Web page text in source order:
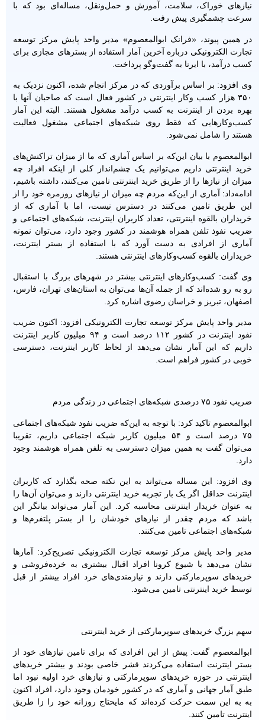
نیازهای خوراک، سلامت، آموزش و حمل‌ونقل، مساله‌ای بود که با
سرعت چشمگیری پیش رفت.
در همین پیوند، «فرانک ابوالمعصوم» مدیر واحد پایش مرکز توسعه
تجارت الکترونیکی درباره آخرین آمار استفاده از بسترهای مجازی برای
کسب درآمد، با ایرنا به گفت‌وگو پرداخت.
وی افزود: بر اساس برآوردی که در مرکز انجام شده، اکنون نزدیک به
۳۵۰ هزار کسب وکار اینترنتی در کشور فعال است که صاحبان آنها با
بهره بردن از اینترنت به کسب درآمد مشغول هستند. البته این آمار
کسب‌وکارهایی که فقط روی شبکه‌های اجتماعی مشغول فعالیت
هستند را شامل نمی‌شود.
ابوالمعصوم با بیان این‌که بر اساس آماری که ما از میزان تراکنش‌های
خرید اینترنتی داریم می‌توانیم یک چشم‌انداز کلی از اینکه افراد چه
میزان از نیازها را از طریق خرید اینترنتی تامین می‌کنند، داشته باشیم،
ادامه‌داد: آماری از این‌که مردم چه میزان از نیازهای روزمره خود را از
این طریق تامین می‌کنند در دسترس نیست، اما با آماری که از
خریداران بالقوه اینترنتی، تعداد کاربران اینترنت، شبکه‌های اجتماعی و
ضریب نفوذ تلفن همراه هوشمند در کشور وجود دارد، می‌توان نمونه
آماری از افرادی به دست آورد که با استفاده از بستر اینترنت،
خریداران بالقوه کسب‌وکارهای اینترنتی هستند.
وی گفت: کسب‌وکارهای اینترنتی بیشتر در شهرهای بزرگ با استقبال
رو به رو شده‌اند که از جمله آن‌ها می‌توان به استان‌های تهران، فارس،
اصفهان، تبریز و خراسان رضوی اشاره کرد.
مدیر واحد پایش مرکز توسعه تجارت الکترونیکی افزود: اکنون ضریب
نفود اینترنت در کشور ۱۱۲ درصد است و ۹۴ میلیون کاربر اینترنت
داریم که این آمار نشان می‌دهد از لحاظ کاربر اینترنت، دسترسی
خوبی در کشور فراهم است.
ضریب نفود ۷۵ درصدی شبکه‌های اجتماعی در زندگی مردم
ابوالمعصوم تاکید کرد: با توجه به این‌که ضریب نفود شبکه‌های اجتماعی
۷۵ درصد است و ۵۴ میلیون کاربر شبکه اجتماعی داریم، تقریبا
می‌توان گفت به همین میزان دسترسی به تلفن همراه هوشمند وجود
دارد.
وی افزود: این مساله می‌تواند به این نکته صحه بگذارد که کاربران
اینترنت حداقل اگر یک بار تجربه خرید اینترنتی دارند و می‌توان آن‌ها را
به عنوان خریدار اینترنتی محاسبه کرد. این آمار می‌تواند بیانگر این
باشد که مردم چقدر از نیازهای خودشان را از بستر پلتفرم‌ها و
شبکه‌های اجتماعی تامین می‌کنند.
مدیر واحد پایش مرکز توسعه تجارت الکترونیکی تصریح‌کرد: آمارها
نشان می‌دهد با شیوع کرونا افراد اقبال بیشتری به خرده‌فروشی و
خریدهای سوپرمارکتی دارند و نیازمندی‌های خرد افراد بیشتر از قبل
توسط خرید اینترنتی تامین می‌شود.
سهم بزرگ خریدهای سوپرمارکتی از خرید اینترنتی
ابوالمعصوم گفت: پیش از این افرادی که برای تامین نیازهای خود از
بستر اینترنت استفاده می‌کردند قشر خاصی بودند و بیشتر خریدهای
اینترنتی در حوزه خریدهای سوپرمارکتی و نیازهای خرد اولیه نبود اما
طبق آمار جهانی و آماری که در کشور خودمان وجود دارد، افراد اکنون
به به این سمت حرکت کرده‌اند که مایحتاج روزانه خود را زا طریق
اینترنت تامین کنند.